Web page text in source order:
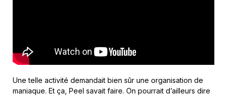
Une telle activité demandait bien sûr une organisation de
maniaque. Et ça, Peel savait faire. On pourrait d’ailleurs dire